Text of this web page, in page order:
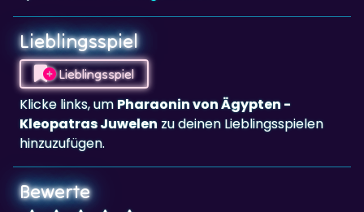
Lieblingsspiel
Lieblingsspiel
Klicke links, umPharaonin von Ägypten -
Kleopatras Juwelenzu deinen Lieblingsspielen
hinzuzufügen.
Bewerte